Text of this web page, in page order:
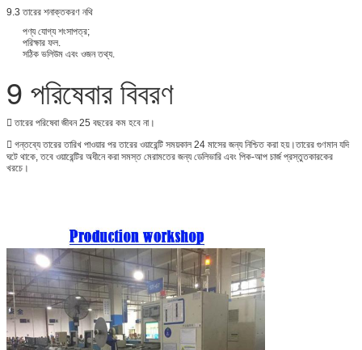
9.3 তারের শনাক্তকরণ নথি
পণ্য যোগ্য শংসাপত্র;
পরিক্ষার ফল.
সঠিক ভলিউম এবং ওজন তথ্য.
9 পরিষেবার বিবরণ
 তারের পরিষেবা জীবন 25 বছরের কম হবে না।
 গন্তব্যে তারের তারিখ পাওয়ার পর তারের ওয়ারেন্টি সময়কাল 24 মাসের জন্য নিশ্চিত করা হয়।তারের গুণমান যদি
ঘটে থাকে, তবে ওয়ারেন্টির অধীনে করা সমস্ত মেরামতের জন্য ডেলিভারি এবং পিক-আপ চার্জ প্রস্তুতকারকের
খরচে।